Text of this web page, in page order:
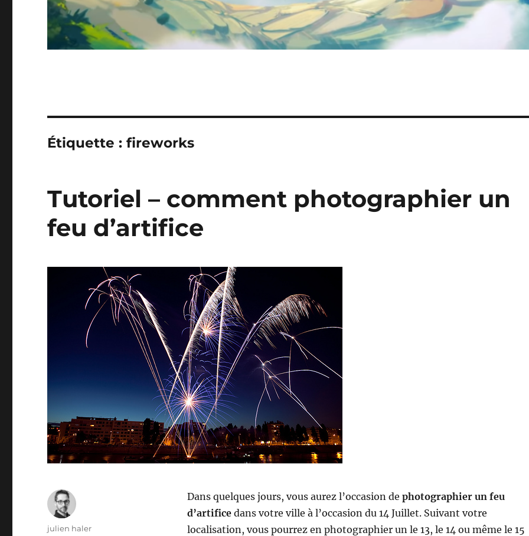
Étiquette :fireworks
Tutoriel – comment photographier un
feu d’artifice
Dans quelques jours, vous aurez l’occasion de photographier un feu
d’artificedans votre ville à l’occasion du 14 Juillet. Suivant votre
localisation, vous pourrez en photographier un le 13, le 14 ou même le 15
Auteur
julien haler